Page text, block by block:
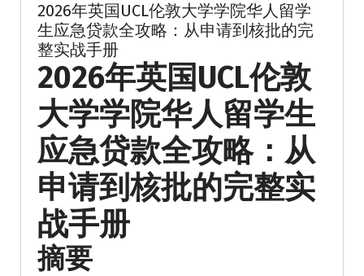
2026年英国UCL伦敦大学学院华人留学
生应急贷款全攻略：从申请到核批的完
整实战手册
2026年英国UCL伦敦
大学学院华人留学生
应急贷款全攻略：从
申请到核批的完整实
战手册
摘要